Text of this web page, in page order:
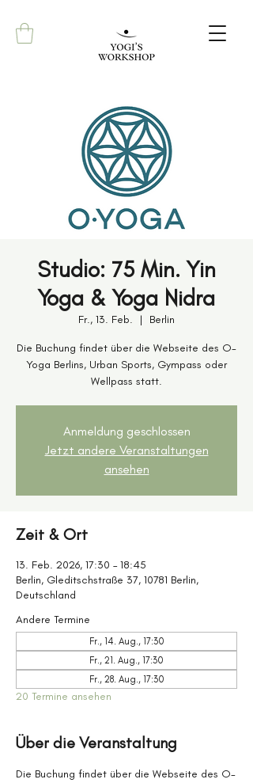
Studio: 75 Min. Yin
Yoga & Yoga Nidra
Fr., 13. Feb.
  |
Berlin
Die Buchung findet über die Webseite des O-
Yoga Berlins, Urban Sports, Gympass oder
Wellpass statt.
Anmeldung geschlossen
Jetzt andere Veranstaltungen
ansehen
Zeit & Ort
13. Feb. 2026, 17:30 – 18:45
Berlin, Gleditschstraße 37, 10781 Berlin,
Deutschland
Andere Termine
Fr., 14. Aug., 17:30
Fr., 21. Aug., 17:30
Fr., 28. Aug., 17:30
20 Termine ansehen
Über die Veranstaltung
Die Buchung findet über die Webseite des O-